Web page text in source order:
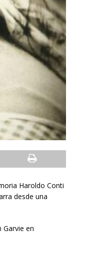
Haroldo Conti
desde una
en